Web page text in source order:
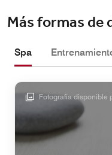
Más formas de
Spa
Fotografía disponible